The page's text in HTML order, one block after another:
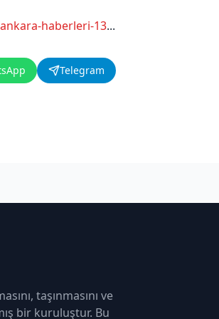
haberleri-13...
Telegram
taşınmasını ve
bir kuruluştur. Bu